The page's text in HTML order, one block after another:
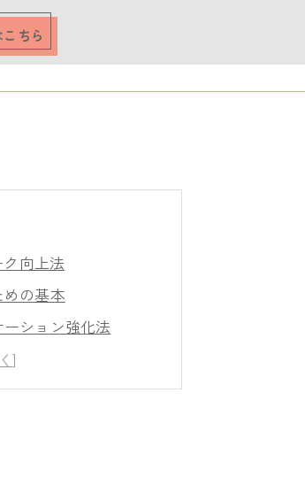
ちら
向上法
の基本
ション強化法
携術
つイベント